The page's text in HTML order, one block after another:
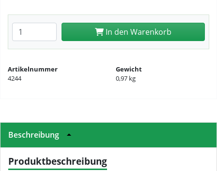
Anzahl eingeben In den Warenkorb
Artikelnummer
4244
Gewicht
0,97 kg
Beschreibung
Produktbeschreibung